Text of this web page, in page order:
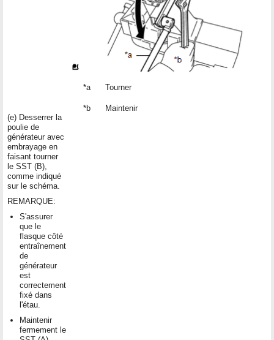
(e) Desserrer la
poulie de
générateur avec
embrayage en
faisant tourner
le SST (B),
comme indiqué
sur le schéma.
REMARQUE:
S'assurer
que le
flasque côté
entraînement
de
générateur
est
correctement
fixé dans
l'étau.
Maintenir
fermement le
*a Tourner
*b Maintenir